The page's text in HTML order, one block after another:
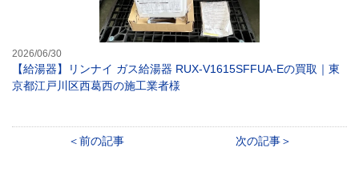
2026/06/30
【給湯器】リンナイ ガス給湯器 RUX-V1615SFFUA-Eの買取｜東
京都江戸川区西葛西の施工業者様
前の記事 次の記事